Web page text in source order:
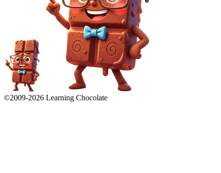
©2009-2026 Learning Chocolate